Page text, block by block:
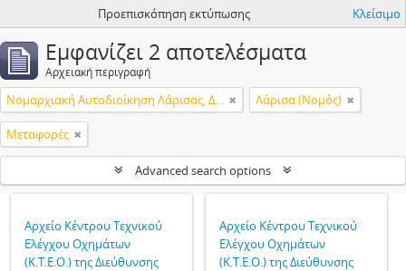
Προεπισκόπηση εκτύπωσης Κλείσιμο
Εμφανίζει 2 αποτελέσματα
Αρχειακή περιγραφή
Νομαρχιακή Αυτοδιοίκηση Λάρισας, Διεύθυνση Μεταφορών & Επικοινωνιών, Κέντρο Τεχνικού Ελέγχου Οχημάτων (Κ.Τ.Ε.Ο.) Λάρισα (Νομός)
Μεταφορές
Advanced search options
Αρχείο Κέντρου Τεχνικού
Ελέγχου Οχημάτων
(Κ.Τ.Ε.Ο.) της Διεύθυνσης
Αρχείο Κέντρου Τεχνικού
Ελέγχου Οχημάτων
(Κ.Τ.Ε.Ο.) της Διεύθυνσης